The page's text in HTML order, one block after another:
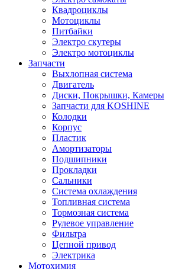
Квадроциклы
Мотоциклы
Питбайки
Электро скутеры
Электро мотоциклы
Запчасти
Выхлопная система
Двигатель
Диски, Покрышки, Камеры
Запчасти для KOSHINE
Колодки
Корпус
Пластик
Амортизаторы
Подшипники
Прокладки
Сальники
Система охлаждения
Топливная система
Тормозная система
Рулевое управление
Фильтра
Цепной привод
Электрика
Мотохимия